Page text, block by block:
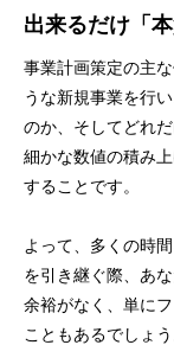
出来るだけ「
事業計画策定の主
うな新規事業を行
のか、そしてどれ
細かな数値の積み
することです。
よって、多くの時
を引き継ぐ際、あ
余裕がなく、単に
こともあるでしょ